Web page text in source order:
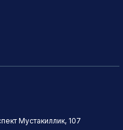
Мустакиллик, 107